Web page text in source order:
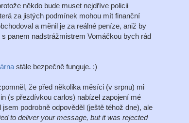
někdo bude muset nejdříve policii
za jistých podmínek mohou mít finanční
a měnil je za reálné peníze, aniž by
panem nadstrážmistrem Vomáčkou bych rád
stále bezpečně funguje. :)
že před několika měsíci (v srpnu) mi
(s přezdívkou carlos) nabízel zapojení mé
podrobně odpověděl (ještě téhož dne), ale
to deliver your message, but it was rejected